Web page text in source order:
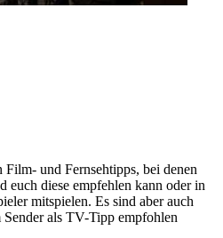
und Fernsehtipps, bei denen
euch diese empfehlen kann oder in
mitspielen. Es sind aber auch
als TV-Tipp empfohlen